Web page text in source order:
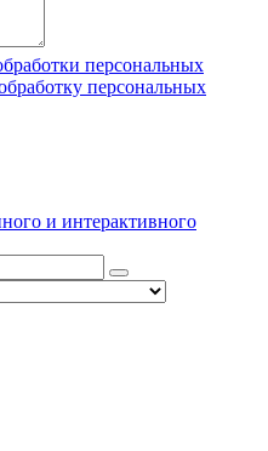
персональных
персональных